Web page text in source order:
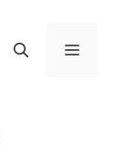
Menu